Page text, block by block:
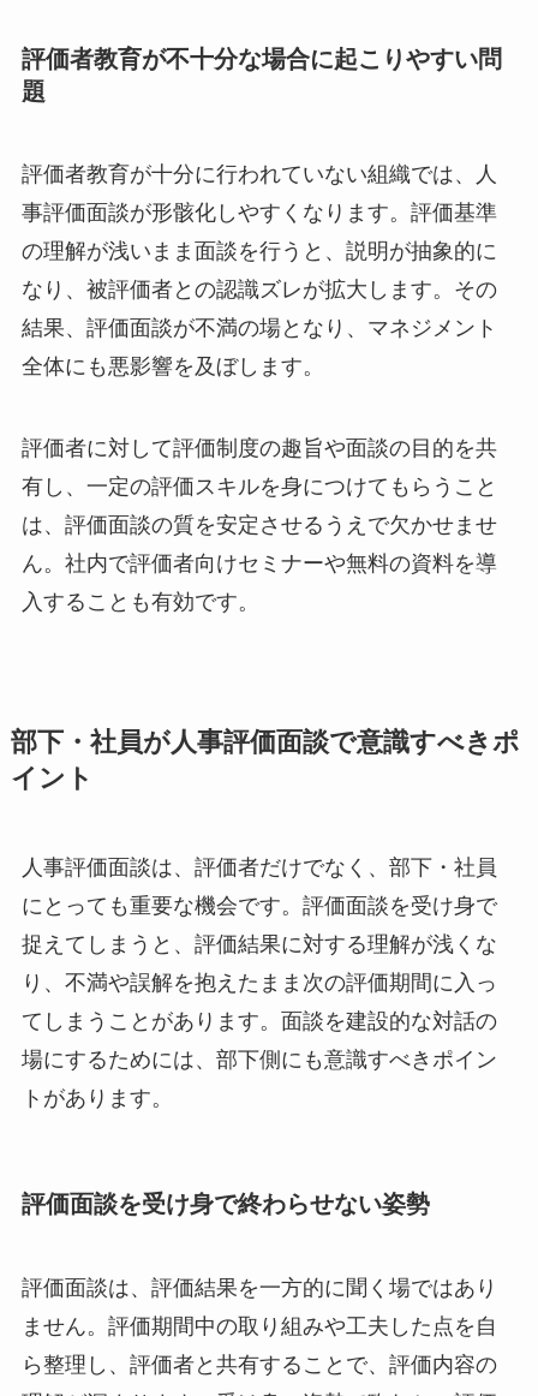
評価者教育が不十分な場合に起こりやすい問
題
評価者教育が十分に行われていない組織では、人
事評価面談が形骸化しやすくなります。評価基準
の理解が浅いまま面談を行うと、説明が抽象的に
なり、被評価者との認識ズレが拡大します。その
結果、評価面談が不満の場となり、マネジメント
全体にも悪影響を及ぼします。
評価者に対して評価制度の趣旨や面談の目的を共
有し、一定の評価スキルを身につけてもらうこと
は、評価面談の質を安定させるうえで欠かせませ
ん。社内で評価者向けセミナーや無料の資料を導
入することも有効です。
部下・社員が人事評価面談で意識すべきポ
イント
人事評価面談は、評価者だけでなく、部下・社員
にとっても重要な機会です。評価面談を受け身で
捉えてしまうと、評価結果に対する理解が浅くな
り、不満や誤解を抱えたまま次の評価期間に入っ
てしまうことがあります。面談を建設的な対話の
場にするためには、部下側にも意識すべきポイン
トがあります。
評価面談を受け身で終わらせない姿勢
評価面談は、評価結果を一方的に聞く場ではあり
ません。評価期間中の取り組みや工夫した点を自
ら整理し、評価者と共有することで、評価内容の